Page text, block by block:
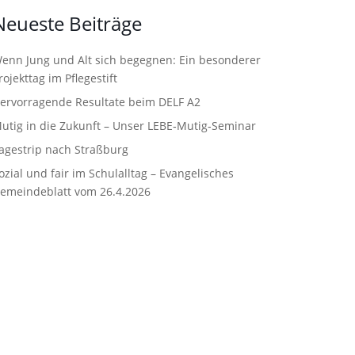
Beiträge
Jung und Alt sich begegnen: Ein besonderer
im Pflegestift
Resultate beim DELF A2
in die Zukunft – Unser LEBE‑Mutig‑Seminar
nach Straßburg
und fair im Schulalltag – Evangelisches
vom 26.4.2026